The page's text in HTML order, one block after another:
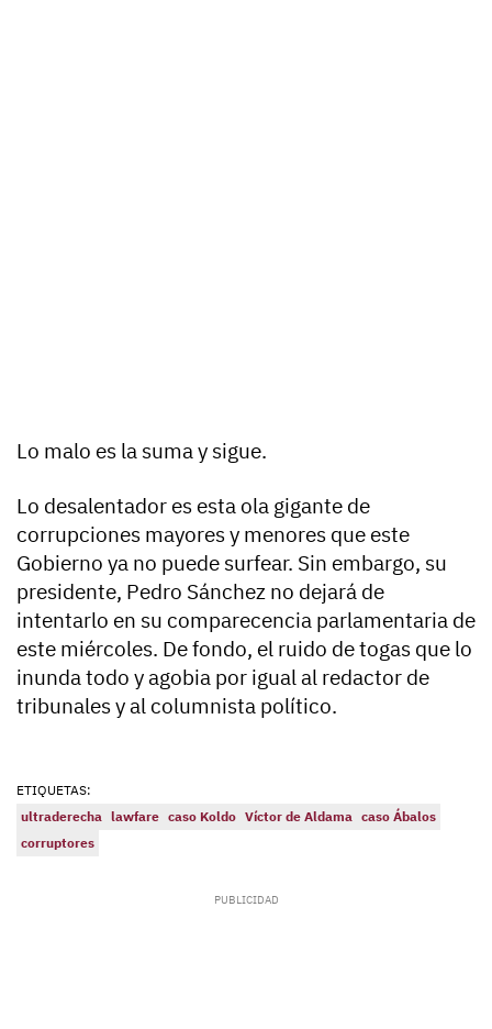
Lo malo es la suma y sigue.
Lo desalentador es esta ola gigante de
corrupciones mayores y menores que este
Gobierno ya no puede surfear. Sin embargo, su
presidente, Pedro Sánchez no dejará de
intentarlo en su comparecencia parlamentaria de
este miércoles. De fondo, el ruido de togas que lo
inunda todo y agobia por igual al redactor de
tribunales y al columnista político.
ETIQUETAS:
ultraderecha lawfare caso Koldo Víctor de Aldama caso Ábalos
corruptores